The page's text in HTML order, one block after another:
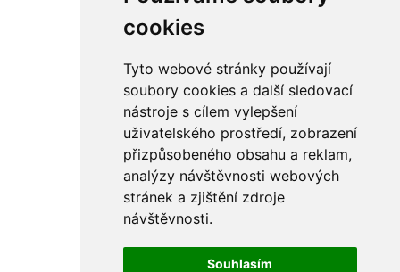
cookies
Tyto webové stránky používají
soubory cookies a další sledovací
nástroje s cílem vylepšení
uživatelského prostředí, zobrazení
přizpůsobeného obsahu a reklam,
analýzy návštěvnosti webových
stránek a zjištění zdroje
návštěvnosti.
Souhlasím